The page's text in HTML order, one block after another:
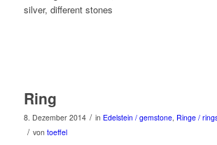
silver, different stones
Ring
8. Dezember 2014 / in Edelstein / gemstone, Ringe /
/ von toeffel